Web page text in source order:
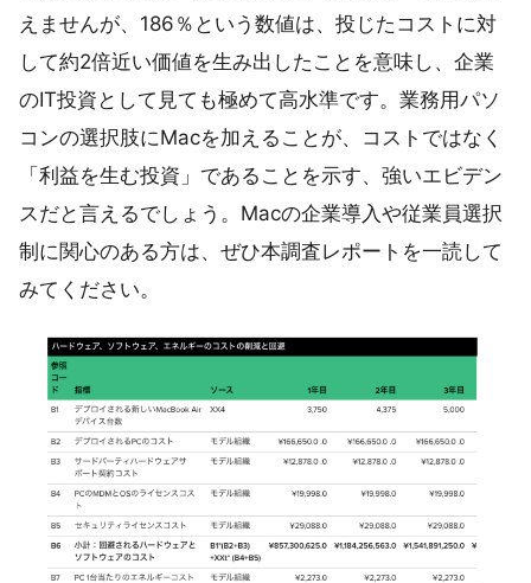
えませんが、186％という数値は、投じたコストに対
して約2倍近い価値を生み出したことを意味し、企業
のIT投資として見ても極めて高水準です。業務用パソ
コンの選択肢にMacを加えることが、コストではなく
「利益を生む投資」であることを示す、強いエビデン
スだと言えるでしょう。Macの企業導入や従業員選択
制に関心のある方は、ぜひ本調査レポートを一読して
みてください。